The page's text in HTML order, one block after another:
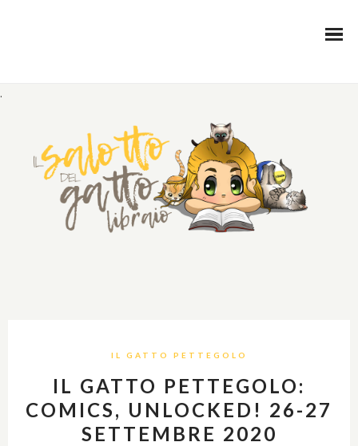
.
IL GATTO PETTEGOLO
IL GATTO PETTEGOLO:
COMICS, UNLOCKED! 26-27
SETTEMBRE 2020